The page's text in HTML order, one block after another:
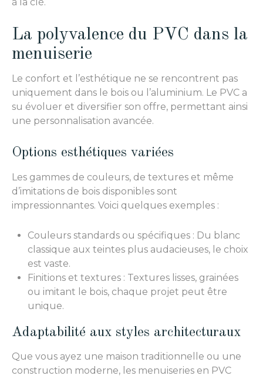
La polyvalence du PVC dans la
menuiserie
Le confort et l’esthétique ne se rencontrent pas
uniquement dans le bois ou l’aluminium. Le PVC a
su évoluer et diversifier son offre, permettant ainsi
une personnalisation avancée.
Options esthétiques variées
Les gammes de couleurs, de textures et même
d’imitations de bois disponibles sont
impressionnantes. Voici quelques exemples :
Couleurs standards ou spécifiques : Du blanc
classique aux teintes plus audacieuses, le choix
est vaste.
Finitions et textures : Textures lisses, grainées
ou imitant le bois, chaque projet peut être
unique.
Adaptabilité aux styles architecturaux
Que vous ayez une maison traditionnelle ou une
construction moderne, les menuiseries en PVC